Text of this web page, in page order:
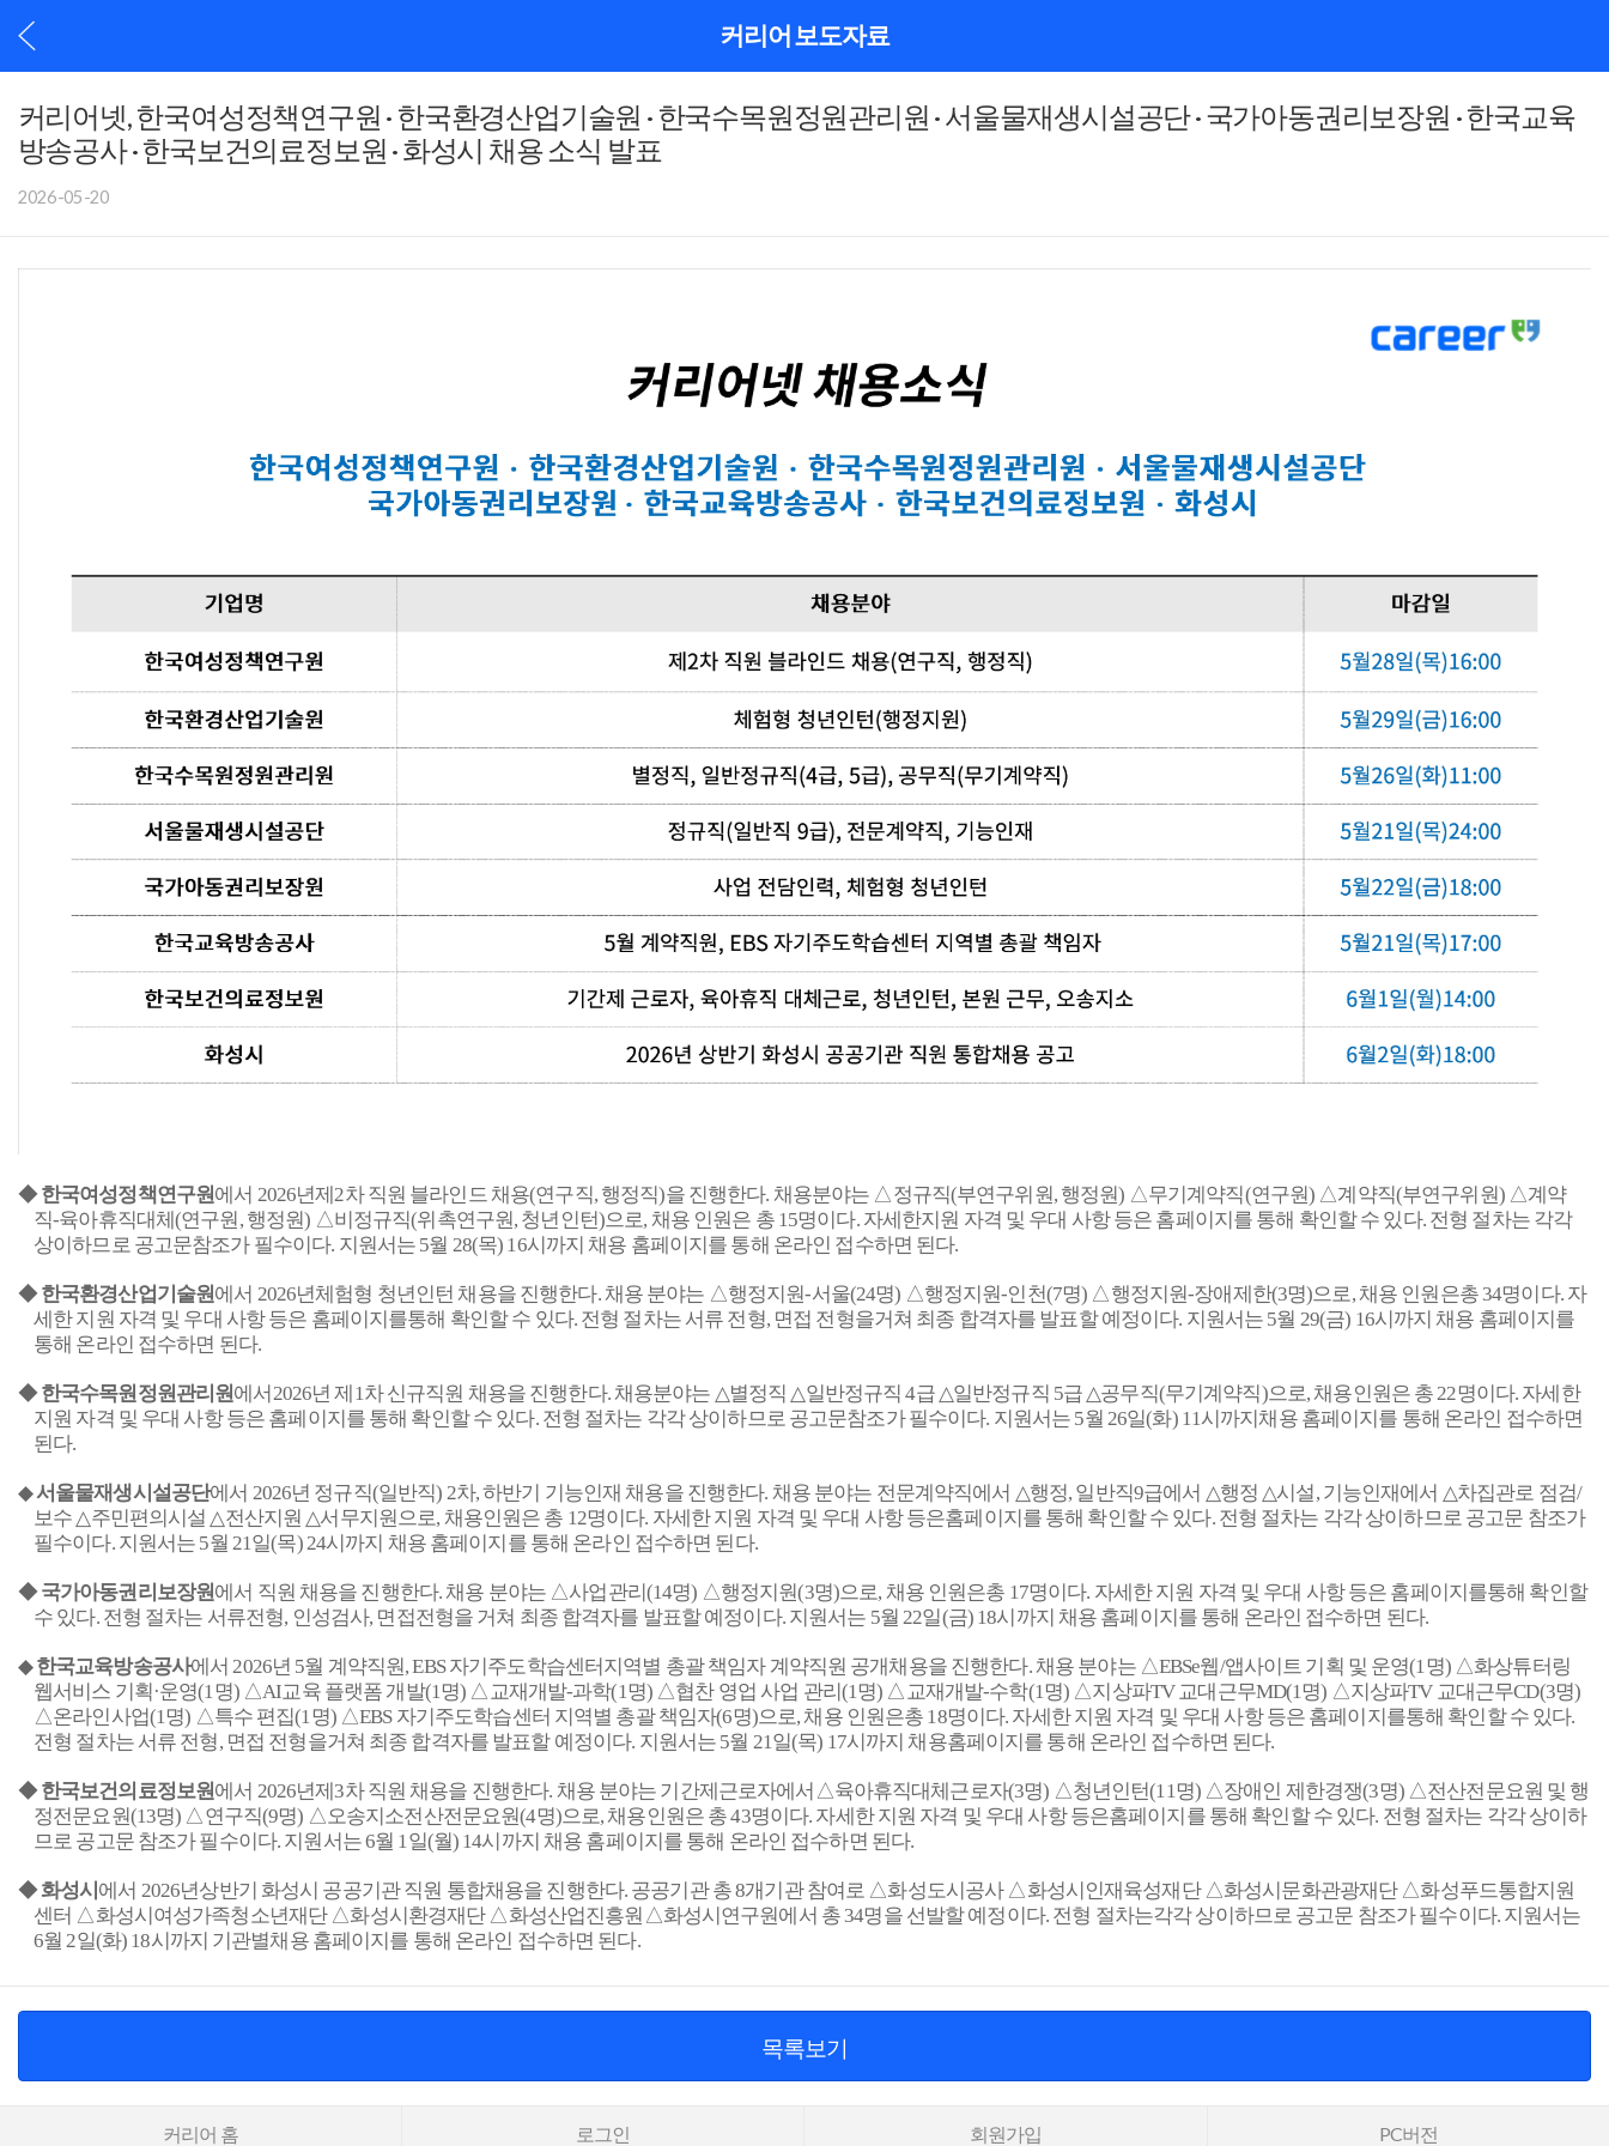
커리어 보도자료
커리어넷, 한국여성정책연구원 · 한국환경산업기술원 · 한국수목원정원관리원 · 서울물재생시설공단 · 국가아동권리보장원 · 한국교육
방송공사 · 한국보건의료정보원 · 화성시 채용 소식 발표
2026-05-20
◆ 한국여성정책연구원에서 2026년제2차 직원 블라인드 채용(연구직, 행정직)을 진행한다. 채용분야는 △정규직(부연구위원, 행정원) △무기계약직(연구원) △계약직(부연구위원) △계약
직-육아휴직대체(연구원 , 행정원) △비정규직(위촉연구원, 청년인턴)으로, 채용 인원은 총 15명이다. 자세한지원 자격 및 우대 사항 등은 홈페이지를 통해 확인할 수 있다. 전형 절차는 각각
상이하므로 공고문참조가 필수이다. 지원서는 5월 28(목) 16시까지 채용 홈페이지를 통해 온라인 접수하면 된다.
◆ 한국환경산업기술원에서 2026년체험형 청년인턴 채용을 진행한다. 채용 분야는 △행정지원-서울(24명) △행정지원-인천(7명) △행정지원-장애제한(3명)으로, 채용 인원은총34명이다. 자
세한 지원 자격 및 우대 사항 등은 홈페이지를통해 확인할 수 있다. 전형 절차는 서류 전형, 면접 전형을거쳐 최종 합격자를 발표할 예정이다. 지원서는 5월 29(금) 16시까지 채용 홈페이지를
통해 온라인 접수하면 된다.
◆ 한국수목원정원관리원에서 2026년 제 1차 신규직원 채용을 진행한다. 채용분야는 △별정직 △일반정규직 4급△일반정규직 5급 △공무직(무기계약직)으로, 채용인원은 총22명이다. 자세한
지원 자격 및 우대 사항 등은 홈페이지를 통해 확인할 수 있다. 전형 절차는 각각 상이하므로 공고문참조가 필수이다. 지원서는 5월 26일(화) 11시까지채용 홈페이지를 통해 온라인 접수하면
된다.
◆서울물재생시설공단에서 2026년 정규직(일반직) 2차,하반기 기능인재 채용을 진행한다. 채용 분야는 전문계약직에서 △행정, 일반직9급에서 △행정 △시설 , 기능인재에서 △차집관로 점검/
보수 △주민편의시설 △전산지원 △서무지원으로, 채용인원은 총 12명이다. 자세한 지원 자격 및 우대 사항 등은홈페이지를 통해 확인할 수 있다. 전형 절차는 각각 상이하므로 공고문 참조가
필수이다. 지원서는 5월 21일(목) 24시까지 채용 홈페이지를 통해 온라인 접수하면 된다.
◆ 국가아동권리보장원에서 직원 채용을 진행한다. 채용 분야는 △사업관리 (14명) △행정지원(3명)으로, 채용 인원은총 17명이다. 자세한 지원 자격 및 우대 사항 등은 홈페이지를통해 확인할
수 있다. 전형 절차는 서류전형, 인성검사, 면접전형을 거쳐 최종 합격자를 발표할 예정이다. 지원서는 5월22일(금) 18시까지 채용 홈페이지를 통해 온라인 접수하면 된다.
◆한국교육방송공사에서2026년 5월 계약직원, EBS자기주도학습센터지역별 총괄 책임자 계약직원 공개채용을 진행한다. 채용 분야는 △EBSe웹/앱사이트 기획 및 운영(1명) △화상튜터링
웹서비스 기획·운영(1명) △AI교육 플랫폼 개발(1명) △교재개발-과학(1명) △협찬 영업 사업 관리 (1명) △교재개발-수학(1명) △지상파TV교대근무MD(1명) △지상파TV 교대근무CD(3명)
△온라인사업(1명) △특수 편집(1명) △EBS 자기주도학습센터 지역별 총괄 책임자(6명)으로, 채용 인원은총 18명이다. 자세한 지원 자격 및 우대 사항 등은 홈페이지를통해 확인할 수 있다.
전형 절차는 서류 전형, 면접 전형을거쳐 최종 합격자를 발표할 예정이다. 지원서는 5월 21일(목) 17시까지 채용홈페이지를 통해 온라인 접수하면 된다.
◆ 한국보건의료정보원에서 2026년제3차 직원 채용을 진행한다. 채용 분야는 기간제근로자에서△육아휴직대체근로자(3명) △청년인턴(11명) △장애인 제한경쟁(3명) △전산전문요원 및 행
정전문요원(13명) △연구직(9명) △오송지소전산전문요원(4명)으로, 채용인원은 총43명이다. 자세한 지원 자격 및 우대 사항 등은홈페이지를 통해 확인할 수 있다. 전형 절차는 각각 상이하
므로 공고문 참조가 필수이다. 지원서는6월 1일(월) 14시까지 채용 홈페이지를 통해 온라인 접수하면 된다.
◆ 화성시 에서 2026년상반기 화성시 공공기관 직원 통합채용을 진행한다. 공공기관 총8개기관 참여로 △화성도시공사 △화성시인재육성재단 △화성시문화관광재단 △화성푸드통합지원
센터 △화성시여성가족청소년재단 △화성시환경재단 △화성산업진흥원△화성시연구원에서 총34명을 선발할 예정이다. 전형 절차는각각 상이하므로 공고문 참조가 필수이다. 지원서는
6월2일(화) 18시까지 기관별채용 홈페이지를 통해 온라인 접수하면 된다.
목록보기
커리어 홈 로그인 회원가입 PC버전